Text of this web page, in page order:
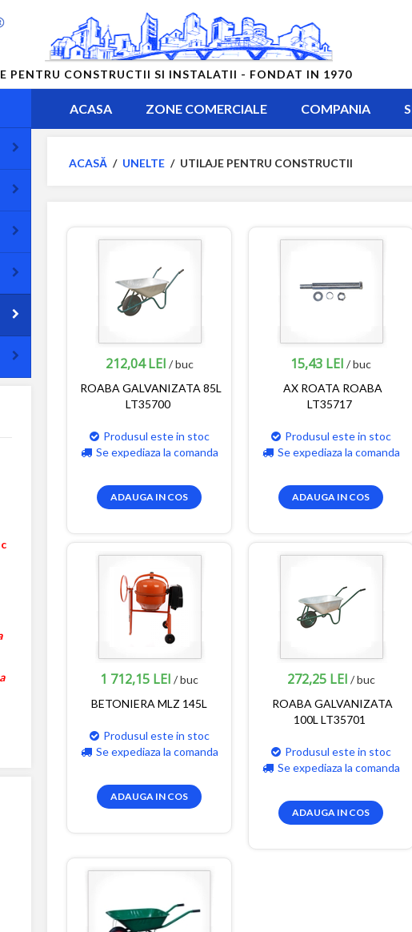
PENTRU CONSTRUCTII SI INSTALATII - FONDAT IN 1970
ACASA ZONE COMERCIALE COMPANIA
ACASĂ / UNELTE / UTILAJE PENTRU CONSTRUCTII
212,04 LEI / buc
ROABA GALVANIZATA 85L
LT35700
Produsul este in stoc
Se expediaza la comanda
ADAUGA IN COS
15,43 LEI / buc
AX ROATA ROABA
LT35717
Produsul este in stoc
Se expediaza la comanda
ADAUGA IN COS
1 712,15 LEI / buc
BETONIERA MLZ 145L
Produsul este in stoc
Se expediaza la comanda
ADAUGA IN COS
272,25 LEI / buc
ROABA GALVANIZATA
100L LT35701
Produsul este in stoc
Se expediaza la comanda
ADAUGA IN COS